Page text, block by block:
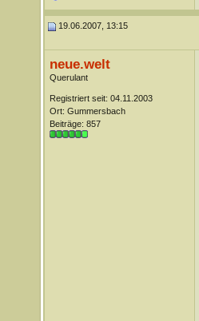
19.06.2007, 13:15
neue.welt
Querulant
Registriert seit: 04.11.2003
Ort: Gummersbach
Beiträge: 857